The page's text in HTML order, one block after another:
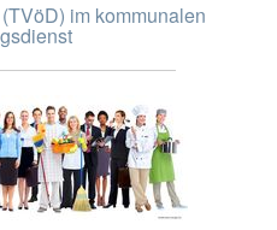
im kommunalen